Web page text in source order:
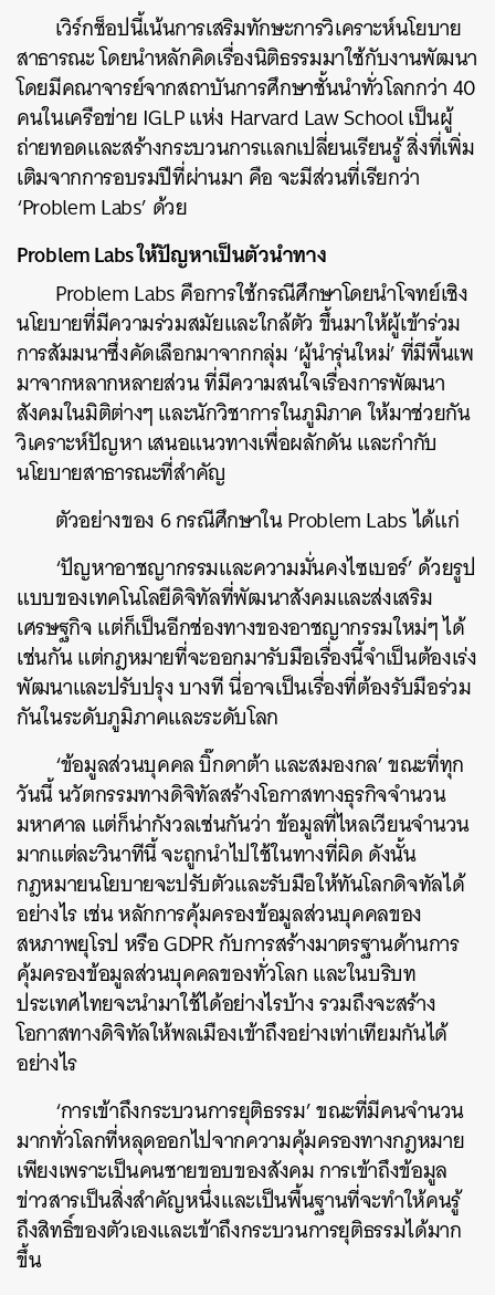
เวิร์กช็อปนี้เน้นการเสริมทักษะการวิเคราะห์นโยบาย
สาธารณะ โดยนำหลักคิดเรื่องนิติธรรมมาใช้กับงานพัฒนา
โดยมีคณาจารย์จากสถาบันการศึกษาชั้นนำทั่วโลกกว่า 40
คนในเครือข่าย IGLP แห่ง Harvard Law School เป็นผู้
ถ่ายทอดและสร้างกระบวนการแลกเปลี่ยนเรียนรู้ สิ่งที่เพิ่ม
เติมจากการอบรมปีที่ผ่านมา คือ จะมีส่วนที่เรียกว่า
‘Problem Labs’ ด้วย
Problem Labs ให้ปัญหาเป็นตัวนำทาง
Problem Labs คือการใช้กรณีศึกษาโดยนำโจทย์เชิง
นโยบายที่มีความร่วมสมัยและใกล้ตัว ขึ้นมาให้ผู้เข้าร่วม
การสัมมนาซึ่งคัดเลือกมาจากกลุ่ม ‘ผู้นำรุ่นใหม่’ ที่มีพื้นเพ
มาจากหลากหลายส่วน ที่มีความสนใจเรื่องการพัฒนา
สังคมในมิติต่างๆ และนักวิชาการในภูมิภาค ให้มาช่วยกัน
วิเคราะห์ปัญหา เสนอแนวทางเพื่อผลักดัน และกำกับ
นโยบายสาธารณะที่สำคัญ
ตัวอย่างของ 6 กรณีศึกษาใน Problem Labs ได้แก่
‘ปัญหาอาชญากรรมและความมั่นคงไซเบอร์’ ด้วยรูป
แบบของเทคโนโลยีดิจิทัลที่พัฒนาสังคมและส่งเสริม
เศรษฐกิจ แต่ก็เป็นอีกช่องทางของอาชญากรรมใหม่ๆ ได้
เช่นกัน แต่กฎหมายที่จะออกมารับมือเรื่องนี้จำเป็นต้องเร่ง
พัฒนาและปรับปรุง บางที นี่อาจเป็นเรื่องที่ต้องรับมือร่วม
กันในระดับภูมิภาคและระดับโลก
‘ข้อมูลส่วนบุคคล บิ๊กดาต้า และสมองกล’ ขณะที่ทุก
วันนี้ นวัตกรรมทางดิจิทัลสร้างโอกาสทางธุรกิจจำนวน
มหาศาล แต่ก็น่ากังวลเช่นกันว่า ข้อมูลที่ไหลเวียนจำนวน
มากแต่ละวินาทีนี้ จะถูกนำไปใช้ในทางที่ผิด ดังนั้น
กฎหมายนโยบายจะปรับตัวและรับมือให้ทันโลกดิจทัลได้
อย่างไร เช่น หลักการคุ้มครองข้อมูลส่วนบุคคลของ
สหภาพยุโรป หรือ GDPR กับการสร้างมาตรฐานด้านการ
คุ้มครองข้อมูลส่วนบุคคลของทั่วโลก และในบริบท
ประเทศไทยจะนำมาใช้ได้อย่างไรบ้าง รวมถึงจะสร้าง
โอกาสทางดิจิทัลให้พลเมืองเข้าถึงอย่างเท่าเทียมกันได้
อย่างไร
‘การเข้าถึงกระบวนการยุติธรรม’ ขณะที่มีคนจำนวน
มากทั่วโลกที่หลุดออกไปจากความคุ้มครองทางกฎหมาย
เพียงเพราะเป็นคนชายขอบของสังคม การเข้าถึงข้อมูล
ข่าวสารเป็นสิ่งสำคัญหนึ่งและเป็นพื้นฐานที่จะทำให้คนรู้
ถึงสิทธิ์ของตัวเองและเข้าถึงกระบวนการยุติธรรมได้มาก
ขึ้น
ค้นหา
SHARE TWEET LINE